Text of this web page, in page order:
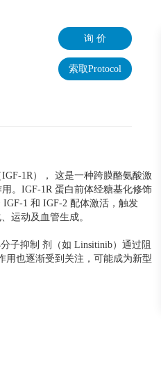
询 价
索取Protocol
1R）， 这是一种跨膜酪氨酸激
。IGF-1R 蛋白前体经糖基化修饰
1 和 IGF-2 配体激活，触发
运动及血管生成。
子抑制 剂（如 Linsitinib）通过阻
用也逐渐受到关注，可能成为新型